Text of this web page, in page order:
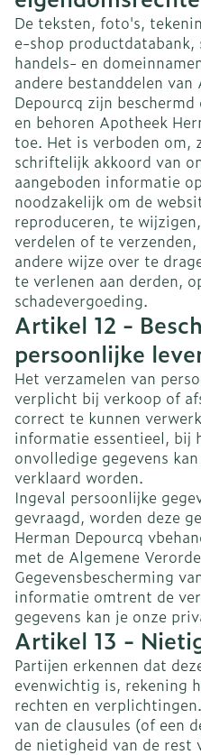
De teksten, foto's,
e-shop
handels- en
andere bestanddelen van
Depourcq zijn
en behoren Apotheek
toe. Het is verboden om,
schriftelijk akkoord van
aangeboden informatie
noodzakelijk om de
reproduceren, te
verdelen of te
andere wijze over te
te verlenen aan derden,
schadevergoeding.
Artikel 12 -
persoonlijke
Het verzamelen van
verplicht bij verkoop of
correct te kunnen
informatie essentieel, bij
onvolledige gegevens
verklaard worden.
Ingeval persoonlijke
gevraagd, worden deze
Herman Depourcq
met de Algemene
Gegevensbescherming
informatie omtrent de
gegevens kan je onze
Artikel 13 -
Partijen erkennen dat
evenwichtig is, rekening
rechten en
van de clausules (of een
de nietigheid van de rest